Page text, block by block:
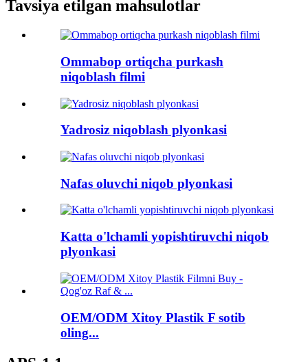
Tavsiya etilgan mahsulotlar
Ommabop ortiqcha purkash
niqoblash filmi
Yadrosiz niqoblash plyonkasi
Nafas oluvchi niqob plyonkasi
Katta o'lchamli yopishtiruvchi niqob
plyonkasi
OEM/ODM Xitoy Plastik F sotib
oling...